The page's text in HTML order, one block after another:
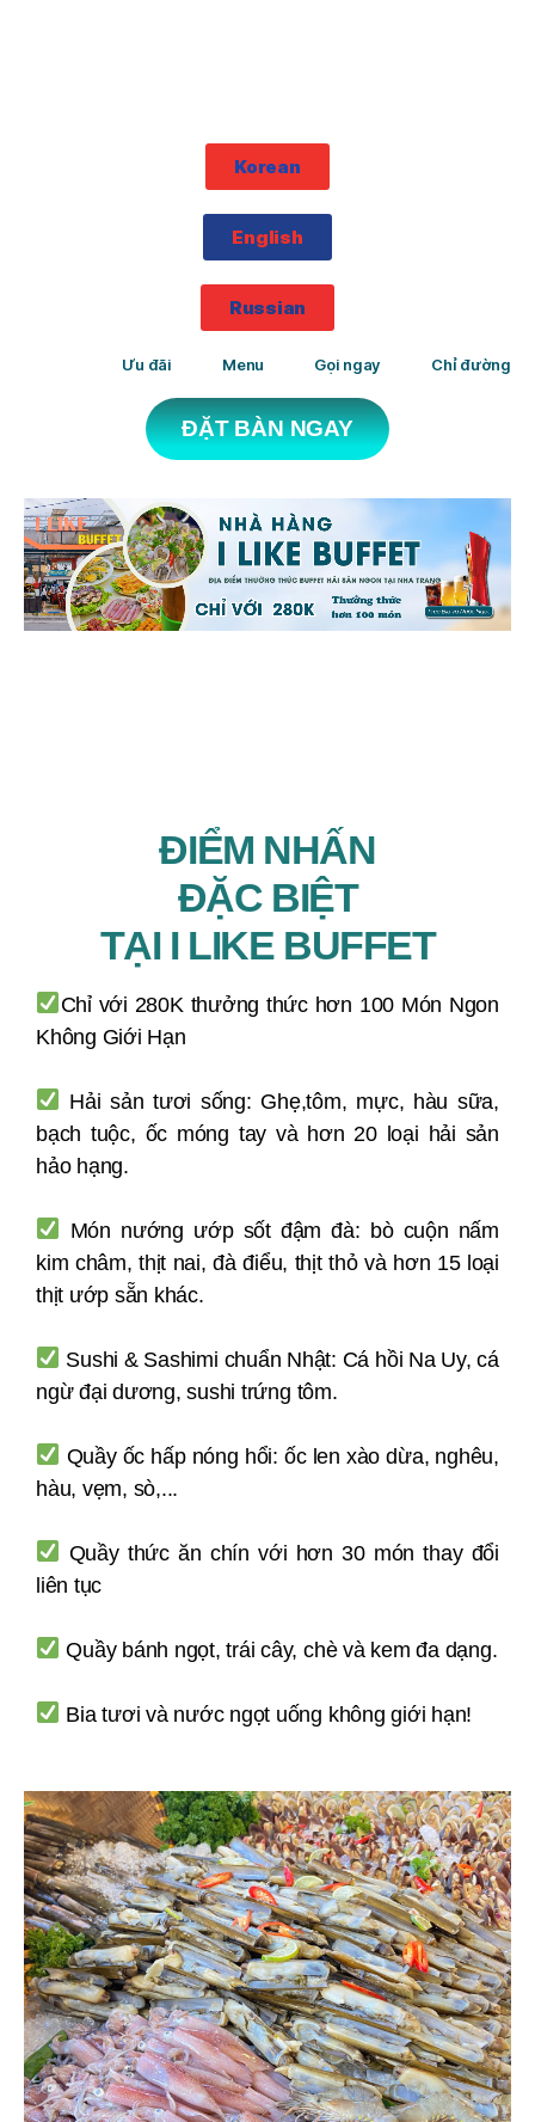
ĐẶT BÀN NGAY
Ưu đãi Menu Gọi ngay Chỉ đường
Korean
English
Russian
ĐIỂM NHẤN
ĐẶC BIỆT
TẠI I LIKE BUFFET
Chỉ với 280K thưởng thức hơn 100 Món Ngon
Không Giới Hạn
Hải sản tươi sống: Ghẹ,tôm, mực, hàu sữa,
bạch tuộc, ốc móng tay và hơn 20 loại hải sản
hảo hạng.
Món nướng ướp sốt đậm đà: bò cuộn nấm
kim châm, thịt nai, đà điểu, thịt thỏ và hơn 15 loại
thịt ướp sẵn khác.
Sushi & Sashimi chuẩn Nhật: Cá hồi Na Uy, cá
ngừ đại dương, sushi trứng tôm.
Quầy ốc hấp nóng hổi: ốc len xào dừa, nghêu,
hàu, vẹm, sò,...
Quầy thức ăn chín với hơn 30 món thay đổi
liên tục
Quầy bánh ngọt, trái cây, chè và kem đa dạng.
Bia tươi và nước ngọt uống không giới hạn!